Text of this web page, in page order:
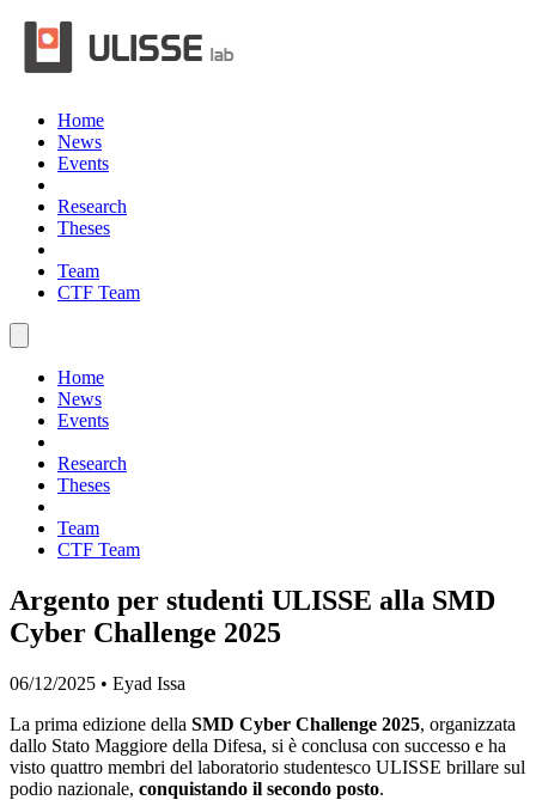
Home
News
Events
Research
Theses
Team
CTF Team
Home
News
Events
Research
Theses
Team
CTF Team
Argento per studenti ULISSE alla SMD
Cyber Challenge 2025
06/12/2025 • Eyad Issa
La prima edizione della SMD Cyber Challenge 2025, organizzata
dallo Stato Maggiore della Difesa, si è conclusa con successo e ha
visto quattro membri del laboratorio studentesco ULISSE brillare sul
podio nazionale, conquistando il secondo posto.